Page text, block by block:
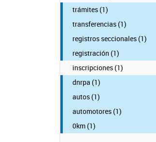
trámites (1)
transferencias (1)
registros seccionales (1)
registración (1)
inscripciones (1)
dnrpa (1)
autos (1)
automotores (1)
0km (1)